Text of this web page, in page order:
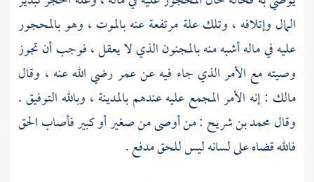
المال وإتلافه ، وتلك علة مرتفعة عنه بالموت ، وهو بالمحجور
عليه في ماله أشبه منه بالمجنون الذي لا يعقل ، فوجب أن تجوز
وصيته مع الأمر الذي جاء فيه عنعمررضي الله عنه ، وقال
مالك : إنه الأمر المجمع عليه عندهمبالمدينة ، وبالله التوفيق .
وقالمحمد بن شريح : من أوصى من صغير أو كبير فأصاب الحق
فالله قضاه على لسانه ليس للحق مدفع .